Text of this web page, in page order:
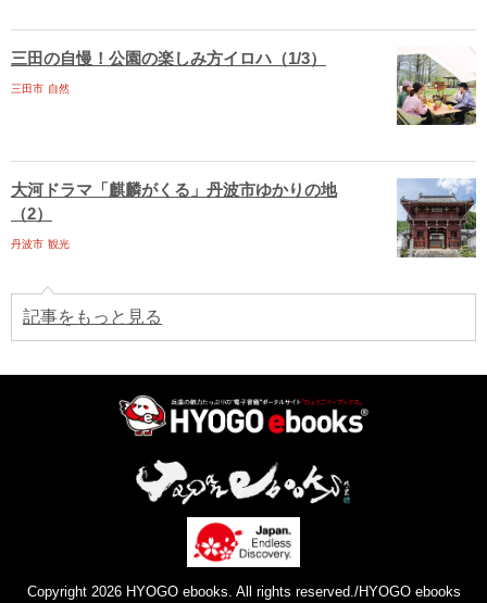
三田の自慢！公園の楽しみ方イロハ（1/3）
三田市 自然
大河ドラマ「麒麟がくる」丹波市ゆかりの地
（2）
丹波市 観光
記事をもっと見る
Copyright 2026 HYOGO ebooks. All rights reserved./HYOGO ebooks